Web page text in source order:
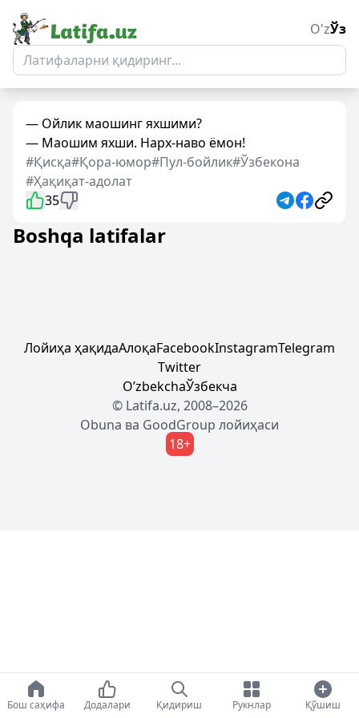
O'zЎз
— Ойлик маошинг яхшими?
— Маошим яхши. Нарх-наво ёмон!
#Қисқа#Қора-юмор#Пул-бойлик#Ўзбекона
#Ҳақиқат-адолат
35
Boshqa latifalar
Лойиҳа ҳақидаАлоқаFacebookInstagramTelegram
Twitter
OʼzbekchaЎзбекча
© Latifa.uz, 2008–2026
Obuna ва GoodGroup лойиҳаси
18+
Бош саҳифа Додалари Қидириш Рукнлар Қўшиш